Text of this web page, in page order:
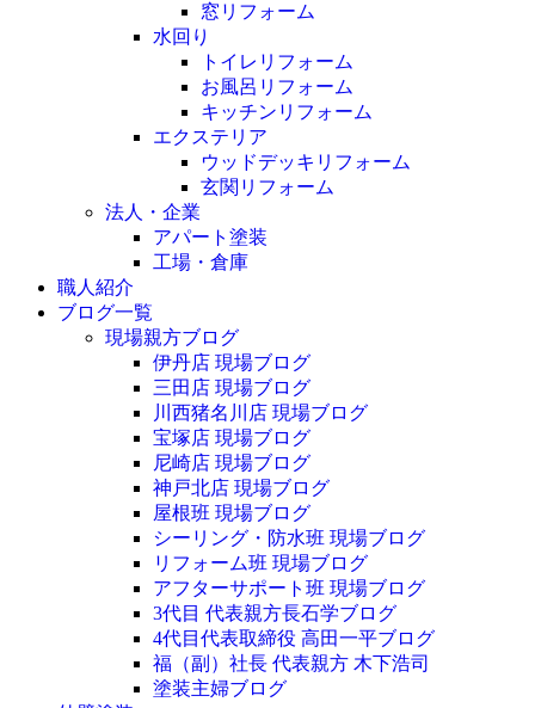
窓リフォーム
水回り
トイレリフォーム
お風呂リフォーム
キッチンリフォーム
エクステリア
ウッドデッキリフォーム
玄関リフォーム
法人・企業
アパート塗装
工場・倉庫
職人紹介
ブログ一覧
現場親方ブログ
伊丹店 現場ブログ
三田店 現場ブログ
川西猪名川店 現場ブログ
宝塚店 現場ブログ
尼崎店 現場ブログ
神戸北店 現場ブログ
屋根班 現場ブログ
シーリング・防水班 現場ブログ
リフォーム班 現場ブログ
アフターサポート班 現場ブログ
3代目 代表親方長石学ブログ
4代目代表取締役 高田一平ブログ
福（副）社長 代表親方 木下浩司
塗装主婦ブログ